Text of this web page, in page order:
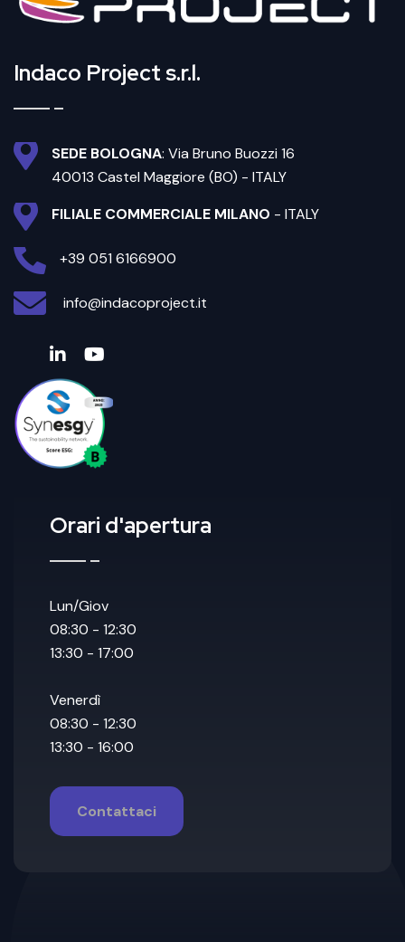
Orari d'apertura
Lun/Giov
08:30 - 12:30
13:30 - 17:00
Venerdì
08:30 - 12:30
13:30 - 16:00
Contattaci
Indaco Project s.r.l.
SEDE BOLOGNA: Via Bruno Buozzi 16
40013 Castel Maggiore (BO) - ITALY
FILIALE COMMERCIALE MILANO - ITALY
+39 051 6166900
info@indacoproject.it